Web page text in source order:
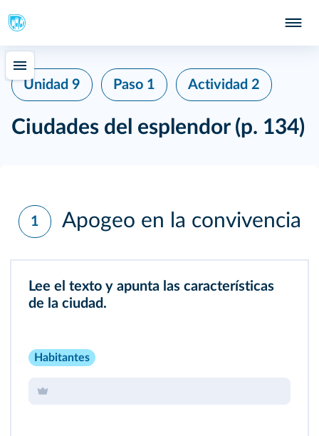
Unidad 9 Paso 1 Actividad 2
Ciudades del esplendor (p. 134)
1 Apogeo en la convivencia
Lee el texto y apunta las características
de la ciudad.
Habitantes